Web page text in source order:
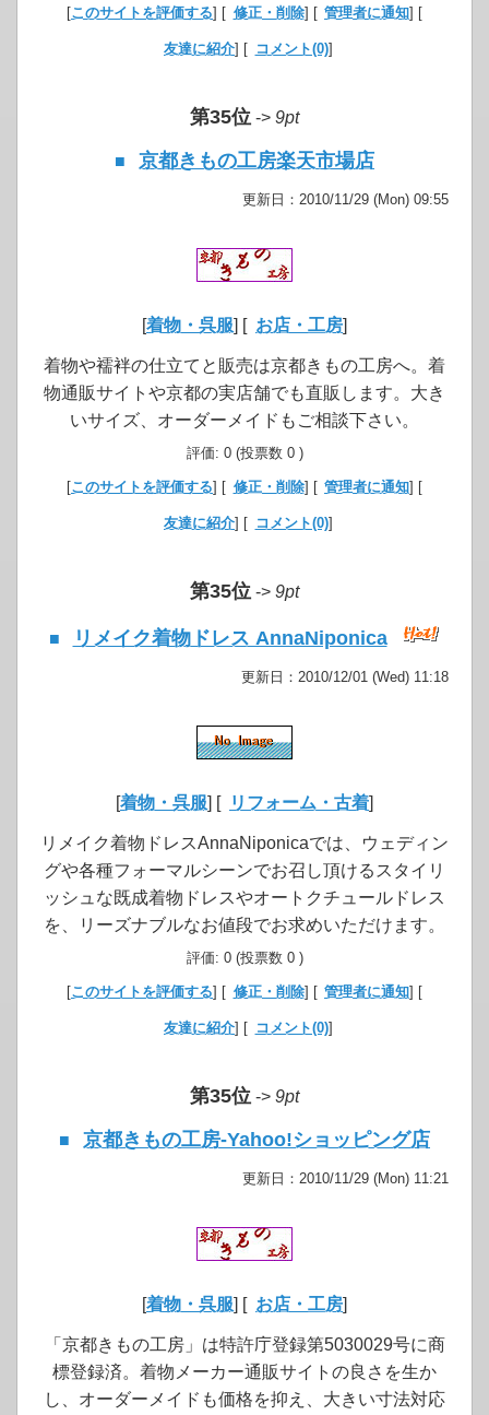
[このサイトを評価する] [ 修正・削除] [ 管理者に通知] [
友達に紹介] [ コメント(0)]
第35位 -> 9pt
■ 京都きもの工房楽天市場店
更新日：2010/11/29 (Mon) 09:55
[着物・呉服] [ お店・工房]
着物や襦袢の仕立てと販売は京都きもの工房へ。着
物通販サイトや京都の実店舗でも直販します。大き
いサイズ、オーダーメイドもご相談下さい。
評価: 0 (投票数 0 )
[このサイトを評価する] [ 修正・削除] [ 管理者に通知] [
友達に紹介] [ コメント(0)]
第35位 -> 9pt
■ リメイク着物ドレス AnnaNiponica
更新日：2010/12/01 (Wed) 11:18
[着物・呉服] [ リフォーム・古着]
リメイク着物ドレスAnnaNiponicaでは、ウェディン
グや各種フォーマルシーンでお召し頂けるスタイリ
ッシュな既成着物ドレスやオートクチュールドレス
を、リーズナブルなお値段でお求めいただけます。
評価: 0 (投票数 0 )
[このサイトを評価する] [ 修正・削除] [ 管理者に通知] [
友達に紹介] [ コメント(0)]
第35位 -> 9pt
■ 京都きもの工房-Yahoo!ショッピング店
更新日：2010/11/29 (Mon) 11:21
[着物・呉服] [ お店・工房]
「京都きもの工房」は特許庁登録第5030029号に商
標登録済。着物メーカー通販サイトの良さを生か
し、オーダーメイドも価格を抑え、大きい寸法対応